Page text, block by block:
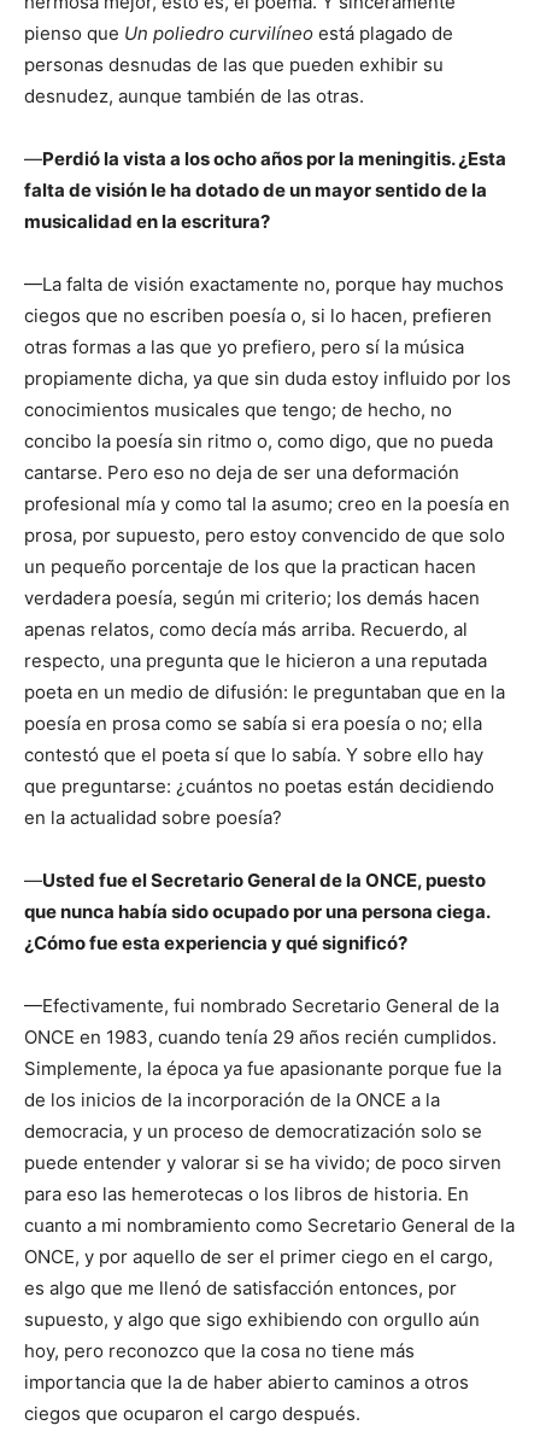
pienso que Un poliedro curvilíneo está plagado de
personas desnudas de las que pueden exhibir su
desnudez, aunque también de las otras.
—Perdió la vista a los ocho años por la meningitis. ¿Esta
falta de visión le ha dotado de un mayor sentido de la
musicalidad en la escritura?
—La falta de visión exactamente no, porque hay muchos
ciegos que no escriben poesía o, si lo hacen, prefieren
otras formas a las que yo prefiero, pero sí la música
propiamente dicha, ya que sin duda estoy influido por los
conocimientos musicales que tengo; de hecho, no
concibo la poesía sin ritmo o, como digo, que no pueda
cantarse. Pero eso no deja de ser una deformación
profesional mía y como tal la asumo; creo en la poesía en
prosa, por supuesto, pero estoy convencido de que solo
un pequeño porcentaje de los que la practican hacen
verdadera poesía, según mi criterio; los demás hacen
apenas relatos, como decía más arriba. Recuerdo, al
respecto, una pregunta que le hicieron a una reputada
poeta en un medio de difusión: le preguntaban que en la
poesía en prosa como se sabía si era poesía o no; ella
contestó que el poeta sí que lo sabía. Y sobre ello hay
que preguntarse: ¿cuántos no poetas están decidiendo
en la actualidad sobre poesía?
—Usted fue el Secretario General de la ONCE, puesto
que nunca había sido ocupado por una persona ciega.
¿Cómo fue esta experiencia y qué significó?
—Efectivamente, fui nombrado Secretario General de la
ONCE en 1983, cuando tenía 29 años recién cumplidos.
Simplemente, la época ya fue apasionante porque fue la
de los inicios de la incorporación de la ONCE a la
democracia, y un proceso de democratización solo se
puede entender y valorar si se ha vivido; de poco sirven
para eso las hemerotecas o los libros de historia. En
cuanto a mi nombramiento como Secretario General de la
ONCE, y por aquello de ser el primer ciego en el cargo,
es algo que me llenó de satisfacción entonces, por
supuesto, y algo que sigo exhibiendo con orgullo aún
hoy, pero reconozco que la cosa no tiene más
importancia que la de haber abierto caminos a otros
ciegos que ocuparon el cargo después.